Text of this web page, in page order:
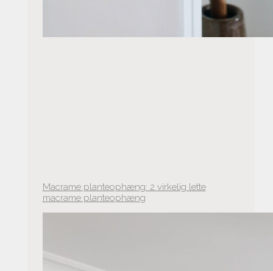
Macrame planteophæng: 2 virkelig lette
macrame planteophæng